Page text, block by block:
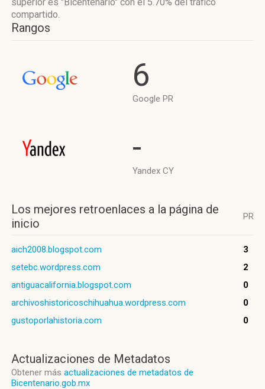
compartido.
Rangos
6
Google PR
-
Yandex CY
Los mejores retroenlaces a la página de
inicio
PR
aich2008.blogspot.com
3
setebc.wordpress.com
2
antiguacalifornia.blogspot.com
0
archivoshistoricoschihuahua.wordpress.com
0
gustoporlahistoria.com
0
Actualizaciones de Metadatos
Obtener más actualizaciones de metadatos de
Bicentenario.gob.mx